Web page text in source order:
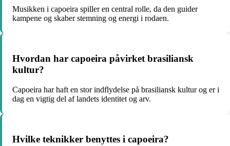
Musikken i capoeira spiller en central rolle, da den guider
kampene og skaber stemning og energi i rodaen.
Hvordan har capoeira påvirket brasiliansk
kultur?
Capoeira har haft en stor indflydelse på brasiliansk kultur og er i
dag en vigtig del af landets identitet og arv.
Hvilke teknikker benyttes i capoeira?